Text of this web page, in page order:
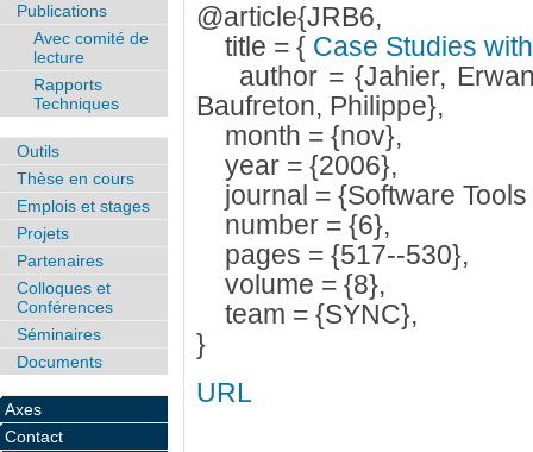
@article{JRB6,
title = {Case Studies
author = {Jahier,
Baufreton, Philippe},
month = {nov},
year = {2006},
journal = {Software
number = {6},
pages = {517--530},
volume = {8},
team = {SYNC},
}
URL
Publications
Avec comité de
lecture
Rapports
Techniques
Outils
Thèse en cours
Emplois et stages
Projets
Partenaires
Colloques et
Conférences
Séminaires
Documents
Axes
Contact